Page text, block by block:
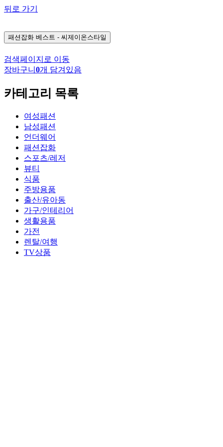
뒤로 가기
패션잡화 베스트 - 씨제이온스타일
검색페이지로 이동
장바구니 0개 담겨있음
카테고리 목록
여성패션
남성패션
언더웨어
패션잡화
스포츠/레저
뷰티
식품
주방용품
출산/유아동
가구/인테리어
생활용품
가전
렌탈/여행
TV상품